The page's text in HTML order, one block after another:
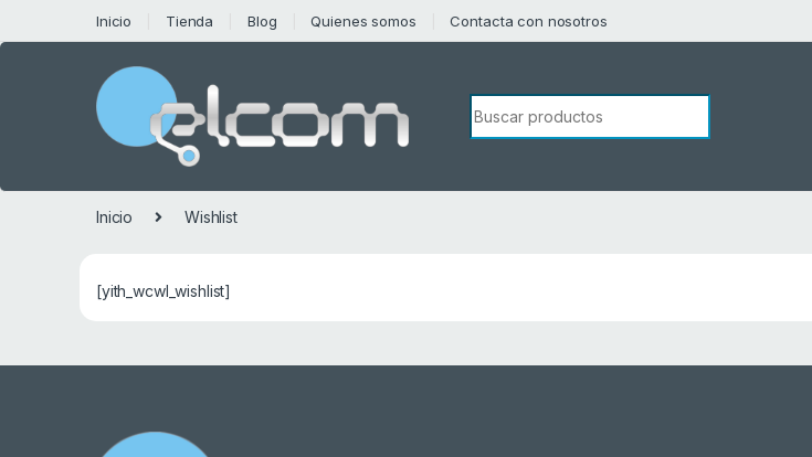
Inicio Tienda Blog Quienes somos Contacta con nosotros
Búsqueda de:
Inicio Wishlist
[yith_wcwl_wishlist]